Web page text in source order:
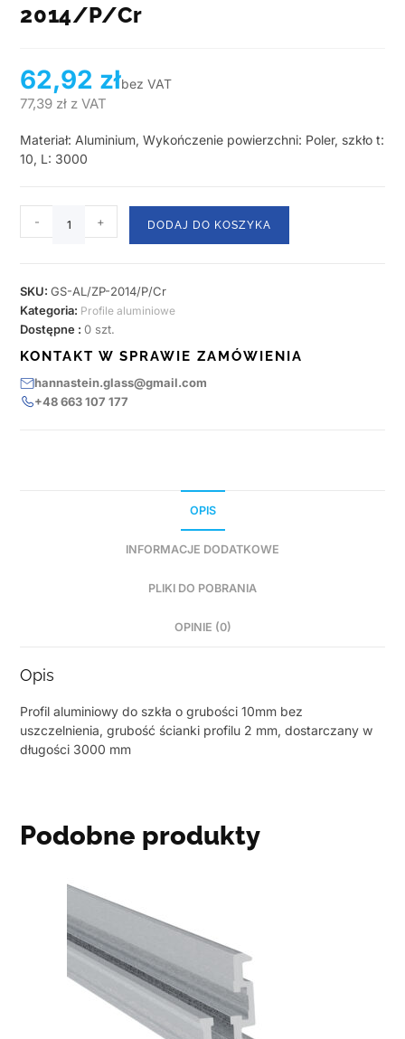
2014/P/Cr
62,92 złbez VAT
77,39 zł z VAT
Materiał: Aluminium, Wykończenie powierzchni: Poler, szkło t:
10, L: 3000
- + DODAJ DO KOSZYKA
SKU:GS-AL/ZP-2014/P/Cr
Kategoria: Profile aluminiowe
Dostępne :0 szt.
KONTAKT W SPRAWIE ZAMÓWIENIA
hannastein.glass@gmail.com
+48 663 107 177
OPIS
INFORMACJE DODATKOWE
PLIKI DO POBRANIA
OPINIE (0)
Opis
Profil aluminiowy do szkła o grubości 10mm bez
uszczelnienia, grubość ścianki profilu 2 mm, dostarczany w
długości 3000 mm
Podobne produkty